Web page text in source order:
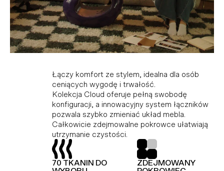
Łączy komfort ze stylem, idealna dla osób
ceniących wygodę i trwałość.
Kolekcja Cloud oferuje pełną swobodę
konfiguracji, a innowacyjny system łączników
pozwala szybko zmieniać układ mebla.
Całkowicie zdejmowalne pokrowce ułatwiają
utrzymanie czystości.
70 TKANIN DO
ZDEJMOWANY
którzy cenią wygodę i trwałość. Dzięki
modułowej konstrukcji i innowacyjnemu
systemowi łączników, Hug umożliwia dowolną
konfigurację i łatwą zmianę układu bez użycia
narzędzi.
TOP Z OWATY PIANKA HR35
dopasowuje się do różnych przestrzeni,
ciesząc miłośników minimalistycznego stylu i
funkcjonalności. Wykonana z wysokiej jakości
materiałów, gwarantujących trwałość i
elegancję. Dodatkowo, kolekcja Slay jest
wyposażona w piankę premium, zapewniającą
wyjątkowy komfort.
TOP Z OWATY
70 TKANIN DO